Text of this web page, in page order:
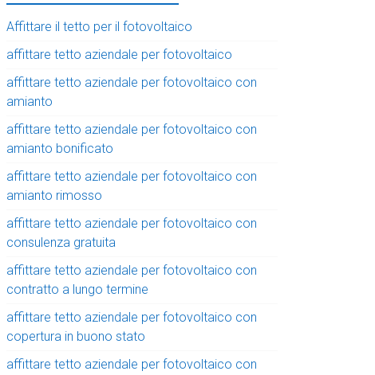
Affittare il tetto per il fotovoltaico
affittare tetto aziendale per fotovoltaico
affittare tetto aziendale per fotovoltaico con
amianto
affittare tetto aziendale per fotovoltaico con
amianto bonificato
affittare tetto aziendale per fotovoltaico con
amianto rimosso
affittare tetto aziendale per fotovoltaico con
consulenza gratuita
affittare tetto aziendale per fotovoltaico con
contratto a lungo termine
affittare tetto aziendale per fotovoltaico con
copertura in buono stato
affittare tetto aziendale per fotovoltaico con